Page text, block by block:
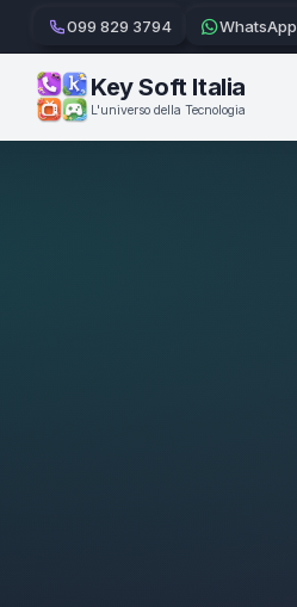
099 829 3794 WhatsApp
Key Soft Italia
L'universo della Tecnologia